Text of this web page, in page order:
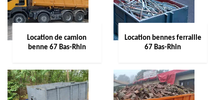
Location de camion
benne 67 Bas-Rhin
Location bennes ferraille
67 Bas-Rhin